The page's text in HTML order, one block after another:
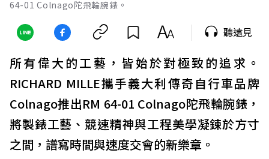
64-01 Colnago陀飛輪腕錶。
聽遠見
所有偉大的工藝，皆始於對極致的追求。
RICHARD MILLE攜手義大利傳奇自行車品牌
Colnago推出RM 64-01 Colnago陀飛輪腕錶，
將製錶工藝、競速精神與工程美學凝鍊於方寸
之間，譜寫時間與速度交會的新樂章。